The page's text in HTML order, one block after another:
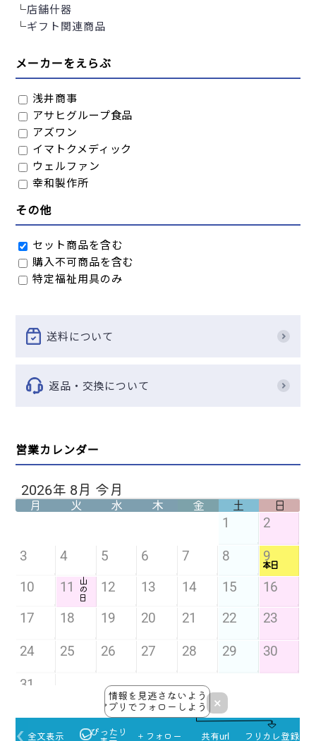
└店舗什器
└ギフト関連商品
メーカーをえらぶ
浅井商事
アサヒグループ食品
アズワン
イマトクメディック
ウェルファン
幸和製作所
国光オブラート
スケーター
ティティメディカル
東武商品サービス
その他
セット商品を含む
購入不可商品を含む
特定福祉用具のみ
送料について
返品・交換について
営業カレンダー